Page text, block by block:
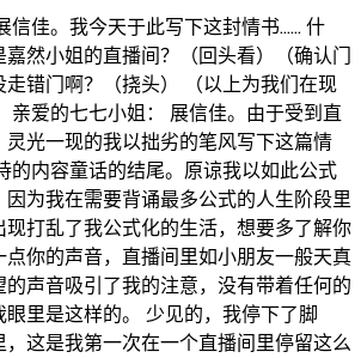
信佳。我今天于此写下这封情书…… 什
然小姐的直播间？（回头看）（确认门
错门啊？（挠头） （以上为我们在现
亲爱的七七小姐： 展信佳。由于受到直
光一现的我以拙劣的笔风写下这篇情
的内容童话的结尾。原谅我以如此公式
为我在需要背诵最多公式的人生阶段里
打乱了我公式化的生活，想要多了解你
你的声音，直播间里如小朋友一般天真
声音吸引了我的注意，没有带着任何的
里是这样的。 少见的，我停下了脚
这是我第一次在一个直播间里停留这么